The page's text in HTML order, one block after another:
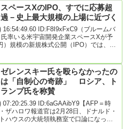
した事故で、運航団体「ヘリ基地反対
明文化してい...
スペースXのIPO、すでに応募超
過－史上最大規模の上場に近づく
ID:F8I9xFxC9（ブルームバ
率いる米宇宙開発企業スペースXが予
）規模の新規株式公開（IPO）では、す
人工知能（AI）事業を手掛ける同社
を経た段階で応募超過となった。当局
ゼレンスキー氏を殴らなかったの
は「自制心の奇跡」 ロシア、ト
ランプ氏を称賛
ID:6aGAAibY9【AFP＝時
ザハロワ報道官は2月28日、ドナルド・
ハウスの大統領執務室で口論になった